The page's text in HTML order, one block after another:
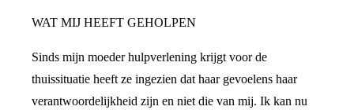
WAT MIJ HEEFT GEHOLPEN
Sinds mijn moeder hulpverlening krijgt voor de
thuissituatie heeft ze ingezien dat haar gevoelens haar
verantwoordelijkheid zijn en niet die van mij. Ik kan nu